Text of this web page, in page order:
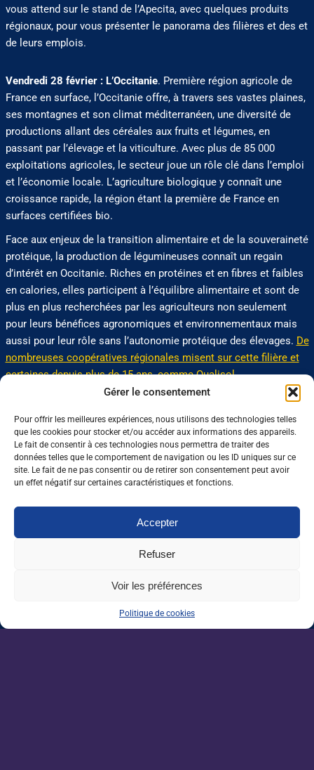
Gérer le consentement
Pour offrir les meilleures expériences, nous utilisons des technologies telles
que les cookies pour stocker et/ou accéder aux informations des appareils.
Le fait de consentir à ces technologies nous permettra de traiter des
données telles que le comportement de navigation ou les ID uniques sur ce
site. Le fait de ne pas consentir ou de retirer son consentement peut avoir
un effet négatif sur certaines caractéristiques et fonctions.
Accepter
Refuser
Voir les préférences
Politique de cookies
vous attend sur le stand de l’Apecita, avec quelques produits
régionaux, pour vous présenter le panorama des filières et des et
de leurs emplois.
Vendredi 28 février : L’Occitanie. Première région agricole de
France en surface, l’Occitanie offre, à travers ses vastes plaines,
ses montagnes et son climat méditerranéen, une diversité de
productions allant des céréales aux fruits et légumes, en
passant par l’élevage et la viticulture. Avec plus de 85 000
exploitations agricoles, le secteur joue un rôle clé dans l’emploi
et l’économie locale. L’agriculture biologique y connaît une
croissance rapide, la région étant la première de France en
surfaces certifiées bio.
Face aux enjeux de la transition alimentaire et de la souveraineté
protéique, la production de légumineuses connaît un regain
d’intérêt en Occitanie. Riches en protéines et en fibres et faibles
en calories, elles participent à l’équilibre alimentaire et sont de
plus en plus recherchées par les agriculteurs non seulement
pour leurs bénéfices agronomiques et environnementaux mais
aussi pour leur rôle sans l’autonomie protéique des élevages. De
nombreuses coopératives régionales misent sur cette filière et
certaines depuis plus de 15 ans, comme Qualisol.
Rendez-vous sur le stand de l’Apecita où Amélie Castelnovo et
Virginie Saubert vous feront découvrir cette agriculture plurielle
aux multiples opportunités.
0 J'aime Partager
Nos dernières sorties :
un marché de l’emploi ralenti
Enseignement agricole : une mission alerte